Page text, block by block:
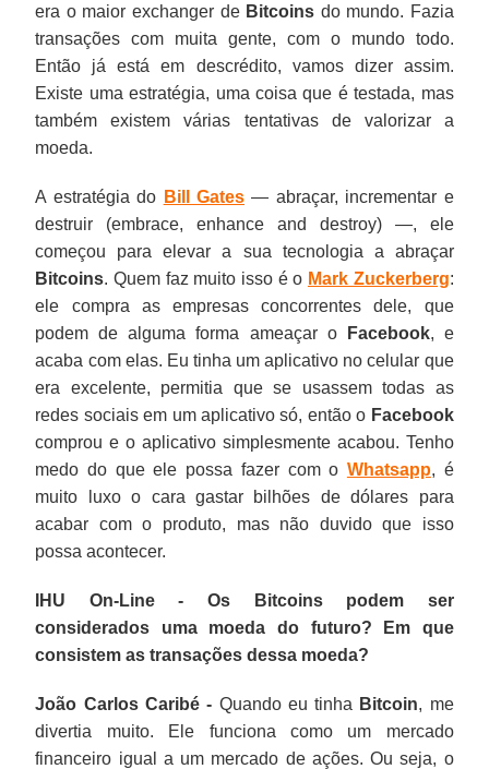
era o maior exchanger de Bitcoins do mundo. Fazia
transações com muita gente, com o mundo todo.
Então já está em descrédito, vamos dizer assim.
Existe uma estratégia, uma coisa que é testada, mas
também existem várias tentativas de valorizar a
moeda.
A estratégia do Bill Gates — abraçar, incrementar e
destruir (embrace, enhance and destroy) —, ele
começou para elevar a sua tecnologia a abraçar
Bitcoins. Quem faz muito isso é o Mark Zuckerberg:
ele compra as empresas concorrentes dele, que
podem de alguma forma ameaçar oFacebook, e
acaba com elas. Eu tinha um aplicativo no celular que
era excelente, permitia que se usassem todas as
redes sociais em um aplicativo só, então o Facebook
comprou e o aplicativo simplesmente acabou. Tenho
medo do que ele possa fazer com o Whatsapp, é
muito luxo o cara gastar bilhões de dólares para
acabar com o produto, mas não duvido que isso
possa acontecer.
IHU On-Line - Os Bitcoins podem ser
considerados uma moeda do futuro? Em que
consistem as transações dessa moeda?
João Carlos Caribé - Quando eu tinha Bitcoin, me
divertia muito. Ele funciona como um mercado
financeiro igual a um mercado de ações. Ou seja, o